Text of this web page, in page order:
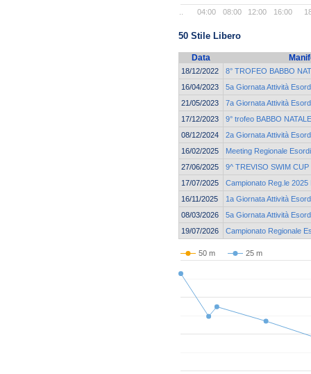
04:00 08:00 12:00 16:00
50 Stile Libero
Data
18/12/2022
8° TROFEO BABBO
16/04/2023
5a Giornata Attività
21/05/2023
7a Giornata Attività
17/12/2023
9° trofeo BABBO
08/12/2024
2a Giornata Attività
16/02/2025
Meeting Regionale
27/06/2025
9^ TREVISO SWIM CUP
17/07/2025
Campionato Reg.le
16/11/2025
1a Giornata Attività
08/03/2026
5a Giornata Attività
19/07/2026
Campionato Regionale
50 m 25 m